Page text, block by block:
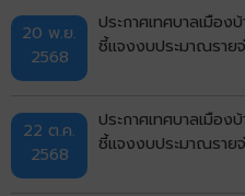
20 พ.ย.
2568
ประกาศเทศบาลเมือง
ชี้แจงงบประมาณราย
22 ต.ค.
2568
ประกาศเทศบาลเมือง
ชี้แจงงบประมาณราย